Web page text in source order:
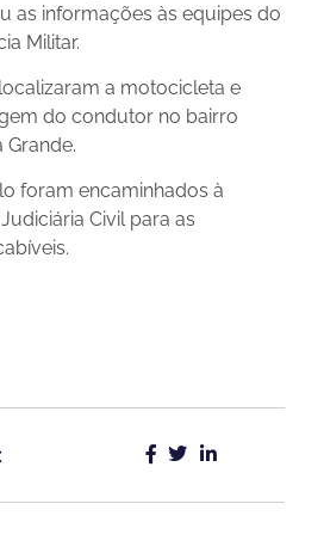
as informações às equipes do
Militar.
a motocicleta e
do condutor no bairro
Grande.
foram encaminhados à
Civil para as